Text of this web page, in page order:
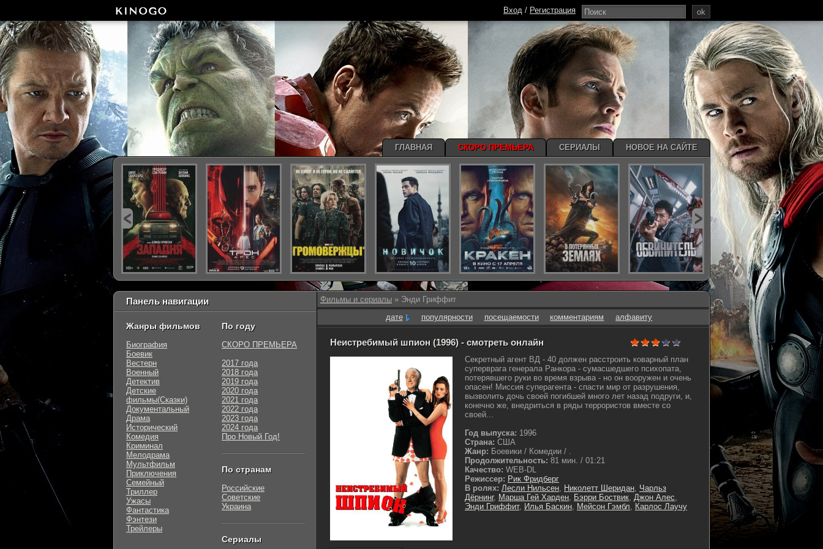
Фильмы и сериалы » Энди Гриффит
дате
популярности посещаемости комментариям алфавиту
Неистребимый шпион (1996) - смотреть онлайн
Секретный агент ВД - 40 должен расстроить коварный план
суперврага генерала Ранкора - сумасшедшего психопата,
потерявшего руки во время взрыва - но он вооружен и очень
опасен! Миссия суперагента - спасти мир от разрушения,
вызволить дочь своей погибшей много лет назад подруги, и,
конечно же, внедриться в ряды террористов вместе со
своей...
Год выпуска: 1996
Страна: США
Жанр: Боевики / Комедии / .
Продолжительность: 81 мин. / 01:21
Качество: WEB-DL
Режиссер: Рик Фридберг
В ролях: Лесли Нильсен, Николетт Шеридан, Чарльз
Дёрнинг, Марша Гей Харден, Бэрри Боствик, Джон Алес,
Энди Гриффит, Илья Баскин, Мейсон Гэмбл, Карлос Лаучу
Панель навигации
Жанры фильмов
Биография
Боевик
Вестерн
Военный
Детектив
Детские
фильмы(Сказки)
Документальный
Драма
Исторический
Комедия
Криминал
Мелодрама
Мультфильм
Приключения
Семейный
Триллер
Ужасы
Фантастика
Фэнтези
Трейлеры
По году
СКОРО ПРЕМЬЕРА
2017 года
2018 года
2019 года
2020 года
2021 года
2022 года
2023 года
2024 года
Про Новый Год!
По странам
Российские
Советские
Украина
Сериалы
ok
Вход / Регистрация
ГЛАВНАЯ СКОРО ПРЕМЬЕРА СЕРИАЛЫ НОВОЕ НА САЙТЕ